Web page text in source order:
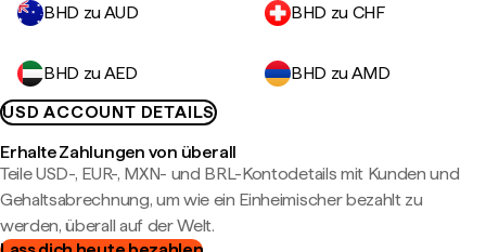
BHD zu AUD BHD zu CHF
BHD zu AED
BHD zu AMD
USD ACCOUNT DETAILS
Erhalte Zahlungen von überall
Teile USD-, EUR-, MXN- und BRL-Kontodetails mit Kunden und
Gehaltsabrechnung, um wie ein Einheimischer bezahlt zu
werden, überall auf der Welt.